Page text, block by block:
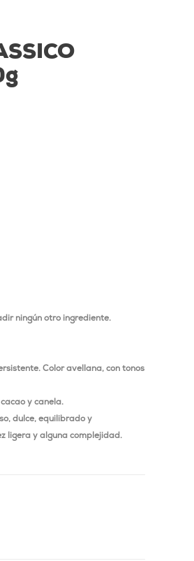
ningún otro ingrediente.
Color avellana, con tonos
y canela.
dulce, equilibrado y
ligera y alguna complejidad.